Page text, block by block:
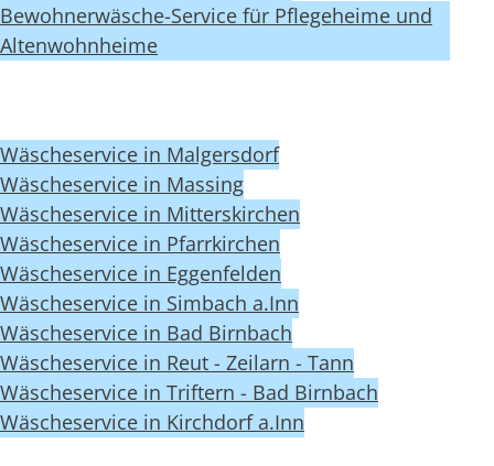
Bewohnerwäsche-Service für Pflegeheime und
Altenwohnheime
Wäscheservice in Malgersdorf
Wäscheservice in Massing
Wäscheservice in Mitterskirchen
Wäscheservice in Pfarrkirchen
Wäscheservice in Eggenfelden
Wäscheservice in Simbach a.Inn
Wäscheservice in Bad Birnbach
Wäscheservice in Reut - Zeilarn - Tann
Wäscheservice in Triftern - Bad Birnbach
Wäscheservice in Kirchdorf a.Inn